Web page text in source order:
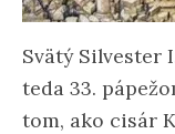
Svätý Silvester
teda 33.
tom, ako cisár